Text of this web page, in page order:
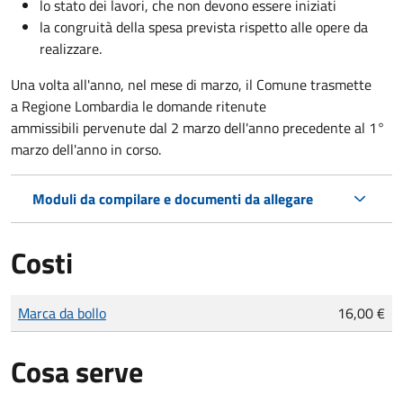
lo stato dei lavori, che non devono essere iniziati
la congruità della spesa prevista rispetto alle opere da
realizzare.
Una volta all'anno, nel mese di marzo, il Comune trasmette
a Regione Lombardia le domande ritenute
ammissibili pervenute dal 2 marzo dell'anno precedente al 1°
marzo dell'anno in corso.
Moduli da compilare e documenti da allegare
Costi
Tipo di pagamento
Importo
Marca da bollo 16,00 €
Cosa serve